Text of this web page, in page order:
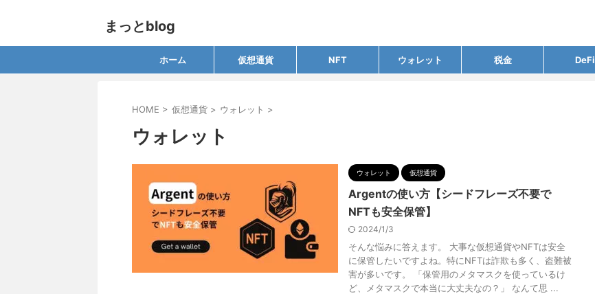
まっとblog
ホーム 仮想通貨 NFT ウォレット 税金 DeFi
HOME > 仮想通貨 > ウォレット >
ウォレット
ウォレット 仮想通貨
Argentの使い方【シードフレーズ不要で
NFTも安全保管】
2024/1/3
そんな悩みに答えます。 大事な仮想通貨やNFTは安全
に保管したいですよね。特にNFTは詐欺も多く、盗難被
害が多いです。 「保管用のメタマスクを使っているけ
ど、メタマスクで本当に大丈夫なの？」 なんて思 ...